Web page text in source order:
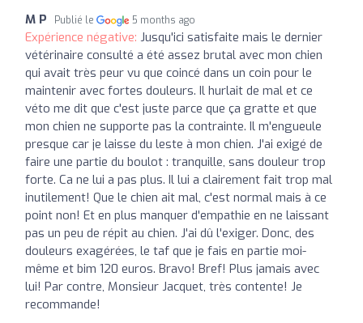
M P Publié le 5 months ago
Expérience négative: Jusqu'ici satisfaite mais le dernier
vétérinaire consulté a été assez brutal avec mon chien
qui avait très peur vu que coincé dans un coin pour le
maintenir avec fortes douleurs. Il hurlait de mal et ce
véto me dit que c'est juste parce que ça gratte et que
mon chien ne supporte pas la contrainte. Il m'engueule
presque car je laisse du leste à mon chien. J'ai exigé de
faire une partie du boulot : tranquille, sans douleur trop
forte. Ca ne lui a pas plus. Il lui a clairement fait trop mal
inutilement! Que le chien ait mal, c'est normal mais à ce
point non! Et en plus manquer d'empathie en ne laissant
pas un peu de répit au chien. J'ai dû l'exiger. Donc, des
douleurs exagérées, le taf que je fais en partie moi-
même et bim 120 euros. Bravo! Bref! Plus jamais avec
lui! Par contre, Monsieur Jacquet, très contente! Je
recommande!